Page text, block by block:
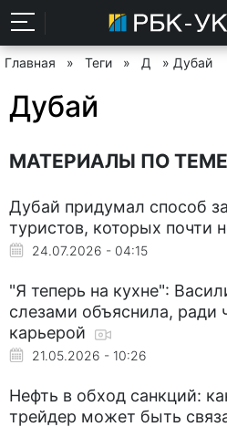
Главная » Теги » Д » Дубай
Дубай
МАТЕРИАЛЫ ПО ТЕМЕ
Дубай придумал способ
туристов, которых почти
24.07.2026 - 04:15
"Я теперь на кухне":
слезами объяснила, ради
карьерой
21.05.2026 - 10:26
Нефть в обход санкций:
трейдер может быть